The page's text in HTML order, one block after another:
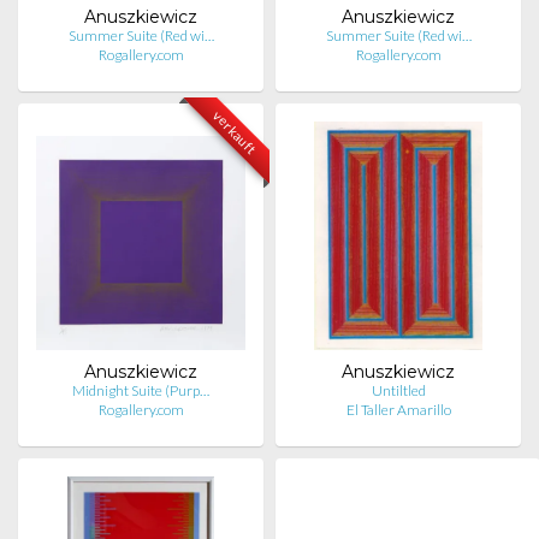
Anuszkiewicz
Summer Suite (Red wi…
Rogallery.com
Anuszkiewicz
Summer Suite (Red wi…
Rogallery.com
verkauft
Anuszkiewicz
Midnight Suite (Purp…
Rogallery.com
Anuszkiewicz
Untiltled
El Taller Amarillo